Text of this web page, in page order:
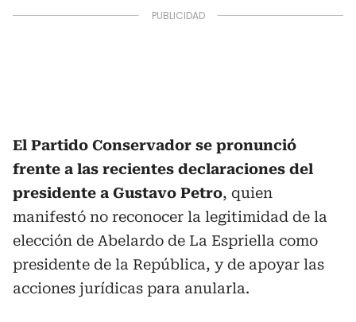
El Partido Conservador se pronunció
frente a las recientes declaraciones del
presidente a Gustavo Petro, quien
manifestó no reconocer la legitimidad de la
elección de Abelardo de La Espriella como
presidente de la República, y de apoyar las
acciones jurídicas para anularla.